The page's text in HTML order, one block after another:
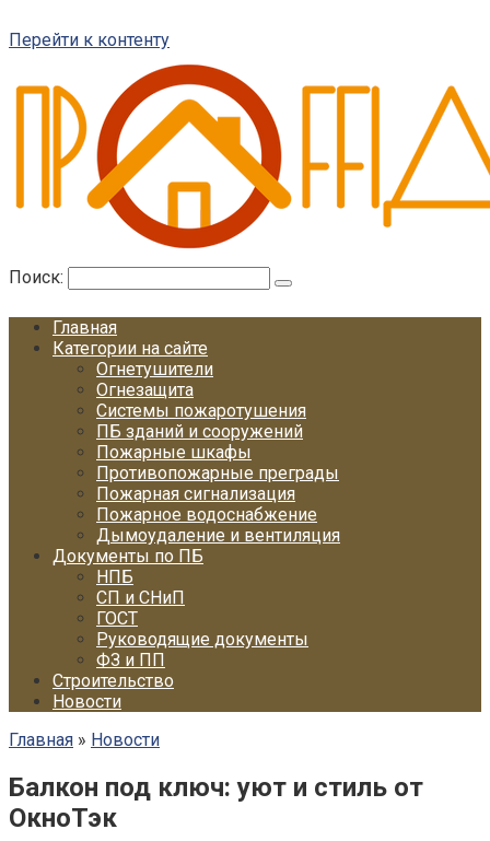
Перейти к контенту
Поиск:
Главная
Категории на сайте
Огнетушители
Огнезащита
Системы пожаротушения
ПБ зданий и сооружений
Пожарные шкафы
Противопожарные преграды
Пожарная сигнализация
Пожарное водоснабжение
Дымоудаление и вентиляция
Документы по ПБ
НПБ
СП и СНиП
ГОСТ
Руководящие документы
ФЗ и ПП
Строительство
Новости
Главная » Новости
Балкон под ключ: уют и стиль от
ОкноТэк